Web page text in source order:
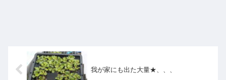
我が家にも出た大量★、、、